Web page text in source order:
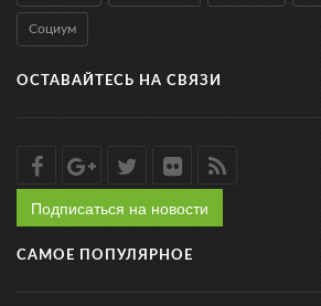
Социум
ОСТАВАЙТЕСЬ НА СВЯЗИ
Подписаться на новости
САМОЕ ПОПУЛЯРНОЕ